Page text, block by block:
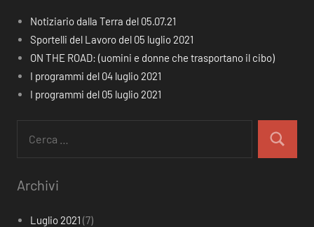
Notiziario dalla Terra del 05.07.21
Sportelli del Lavoro del 05 luglio 2021
ON THE ROAD: (uomini e donne che trasportano il cibo)
I programmi del 04 luglio 2021
I programmi del 05 luglio 2021
per:
Cerca
Archivi
Luglio 2021 (7)